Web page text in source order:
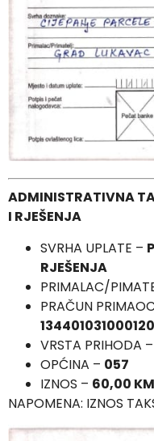
ADMINISTRATIVNA
I RJEŠENJA
SVRHA UPLATE –
RJEŠENJA
PRIMALAC/
PRAČUN
VRSTA PRIHODA –
OPĆINA – 057
IZNOS – 60,00
NAPOMENA: IZNOS